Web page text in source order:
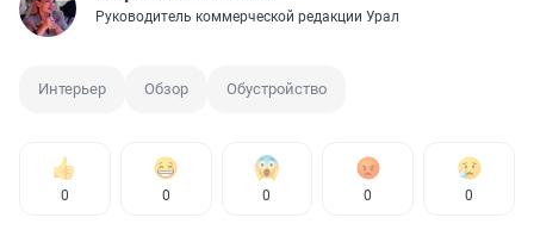
Руководитель коммерческой редакции Урал
Интерьер Обзор Обустройство
0 0 0 0 0